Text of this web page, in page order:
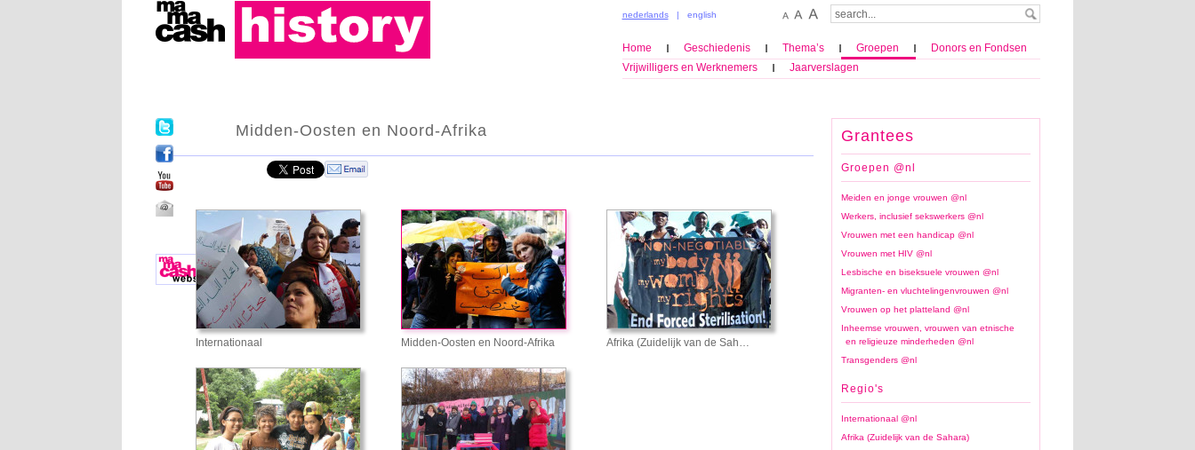
nederlands| english
Home Geschiedenis Thema’s Groepen
Donors en Fondsen
Vrijwilligers en Werknemers
Jaarverslagen
Midden-Oosten en Noord-Afrika
Internationaal Midden-Oosten en Noord-Afrika Afrika (Zuidelijk van de Sah…
Grantees
Groepen @nl
Meiden en jonge vrouwen @nl
Werkers, inclusief sekswerkers @nl
Vrouwen met een handicap @nl
Vrouwen met HIV @nl
Lesbische en biseksuele vrouwen @nl
Migranten- en vluchtelingenvrouwen @nl
Vrouwen op het platteland @nl
Inheemse vrouwen, vrouwen van etnische
en religieuze minderheden @nl
Transgenders @nl
Regio's
Internationaal @nl
Afrika (Zuidelijk van de Sahara)